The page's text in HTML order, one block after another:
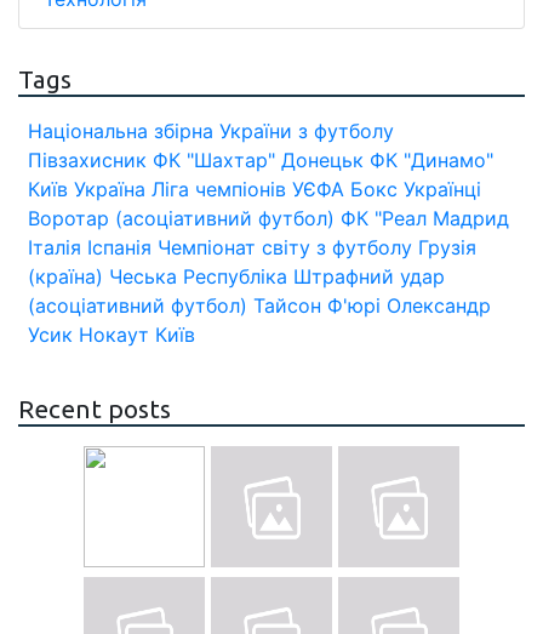
Tags
Національна збірна України з футболу
Півзахисник ФК "Шахтар" Донецьк ФК "Динамо"
Київ Україна Ліга чемпіонів УЄФА Бокс Українці
Воротар (асоціативний футбол) ФК "Реал Мадрид
Італія Іспанія Чемпіонат світу з футболу Грузія
(країна) Чеська Республіка Штрафний удар
(асоціативний футбол) Тайсон Ф'юрі Олександр
Усик Нокаут Київ
Recent posts